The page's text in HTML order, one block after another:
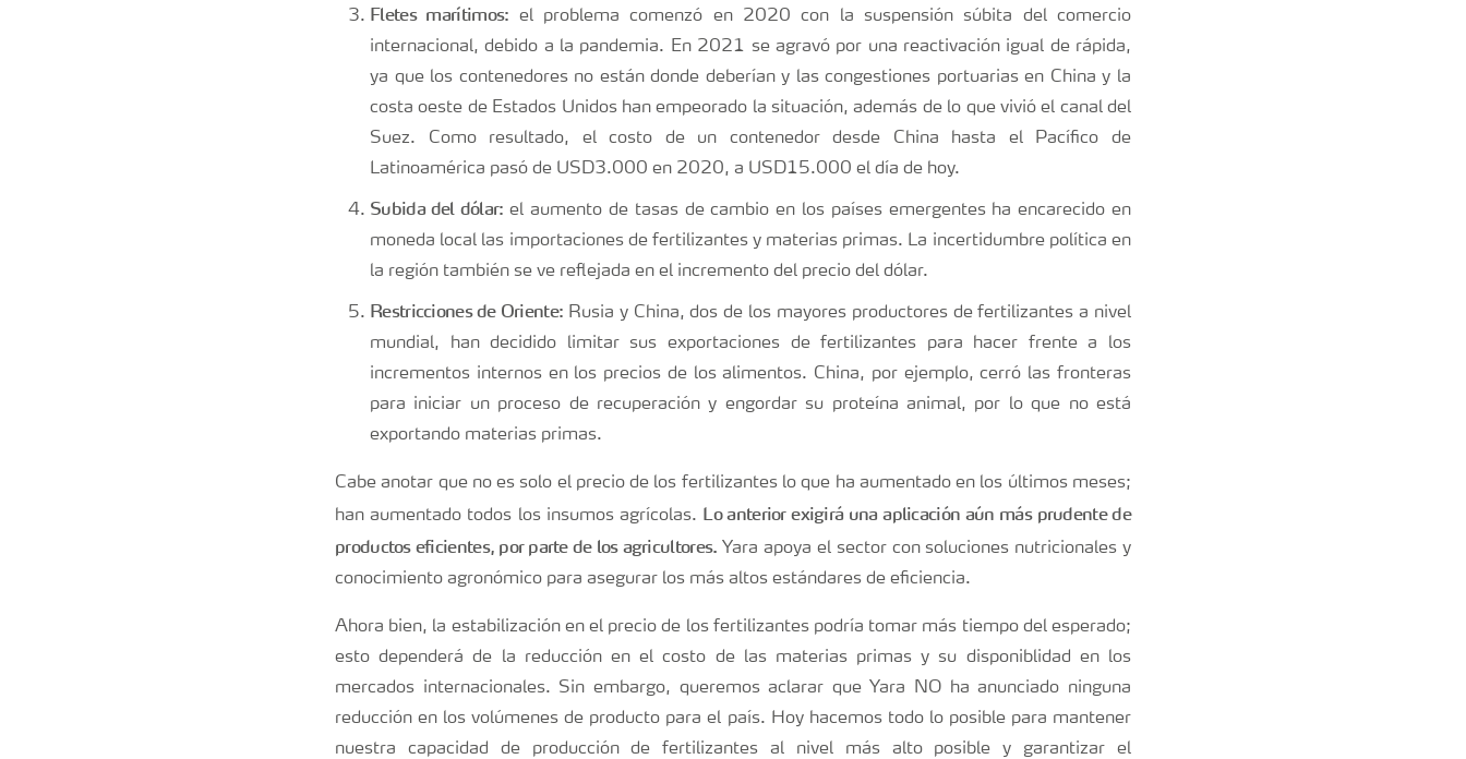
Fletes marítimos: el problema comenzó en 2020 con la suspensión súbita del comercio
internacional, debido a la pandemia. En 2021 se agravó por una reactivación igual de rápida,
ya que los contenedores no están donde deberían y las congestiones portuarias en China y la
costa oeste de Estados Unidos han empeorado la situación, además de lo que vivió el canal del
Suez. Como resultado, el costo de un contenedor desde China hasta el Pacífico de
Latinoamérica pasó de USD3.000 en 2020, a USD15.000 el día de hoy.
Subida del dólar: el aumento de tasas de cambio en los países emergentes ha encarecido en
moneda local las importaciones de fertilizantes y materias primas. La incertidumbre política en
la región también se ve reflejada en el incremento del precio del dólar.
Restricciones de Oriente: Rusia y China, dos de los mayores productores de fertilizantes a nivel
mundial, han decidido limitar sus exportaciones de fertilizantes para hacer frente a los
incrementos internos en los precios de los alimentos. China, por ejemplo, cerró las fronteras
para iniciar un proceso de recuperación y engordar su proteína animal, por lo que no está
exportando materias primas.
Cabe anotar que no es solo el precio de los fertilizantes lo que ha aumentado en los últimos meses;
han aumentado todos los insumos agrícolas. Lo anterior exigirá una aplicación aún más prudente de
productos eficientes, por parte de los agricultores. Yara apoya el sector con soluciones nutricionales y
conocimiento agronómico para asegurar los más altos estándares de eficiencia.
Ahora bien, la estabilización en el precio de los fertilizantes podría tomar más tiempo del esperado;
esto dependerá de la reducción en el costo de las materias primas y su disponiblidad en los
mercados internacionales. Sin embargo, queremos aclarar que Yara NO ha anunciado ninguna
reducción en los volúmenes de producto para el país. Hoy hacemos todo lo posible para mantener
nuestra capacidad de producción de fertilizantes al nivel más alto posible y garantizar el